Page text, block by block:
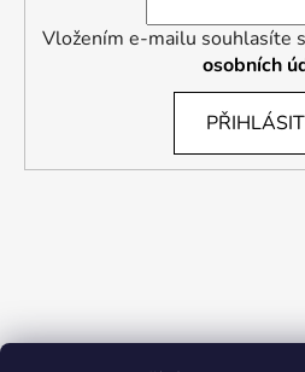
Vložením e-mailu souhlasíte s
osobních